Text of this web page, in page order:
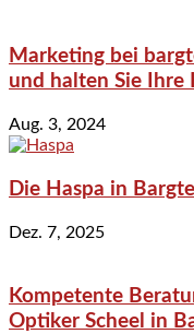
Marketing bei
und halten Sie Ihre
Aug. 3, 2024
Die Haspa in
Dez. 7, 2025
Kompetente
Optiker Scheel in